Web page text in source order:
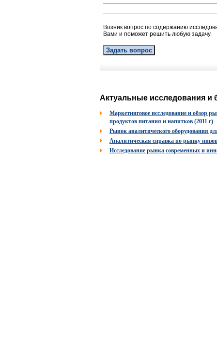
Возник вопрос по содержанию
Вами и поможет решить любую задачу.
Задать вопрос
Актуальные исследования и
Маркетинговое исследование и обзор
продуктов питания и напитков (2011 г)
Рынок аналитического оборудования
Аналитическая справка по рынку
Исследование рынка современных и